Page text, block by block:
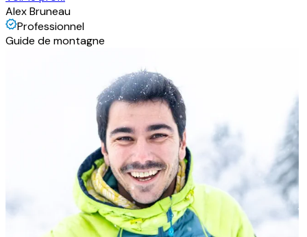
Alex Bruneau
Professionnel
Guide de montagne